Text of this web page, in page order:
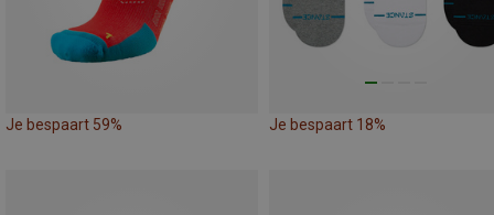
Je bespaart 59% Je bespaart 18%